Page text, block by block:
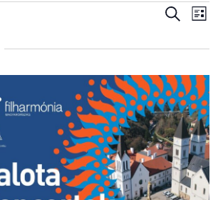
és
nézet
Keresett
Lista